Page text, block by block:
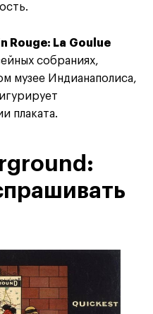
Rouge: La Goulue
собраниях,
музее Индианаполиса,
плаката.